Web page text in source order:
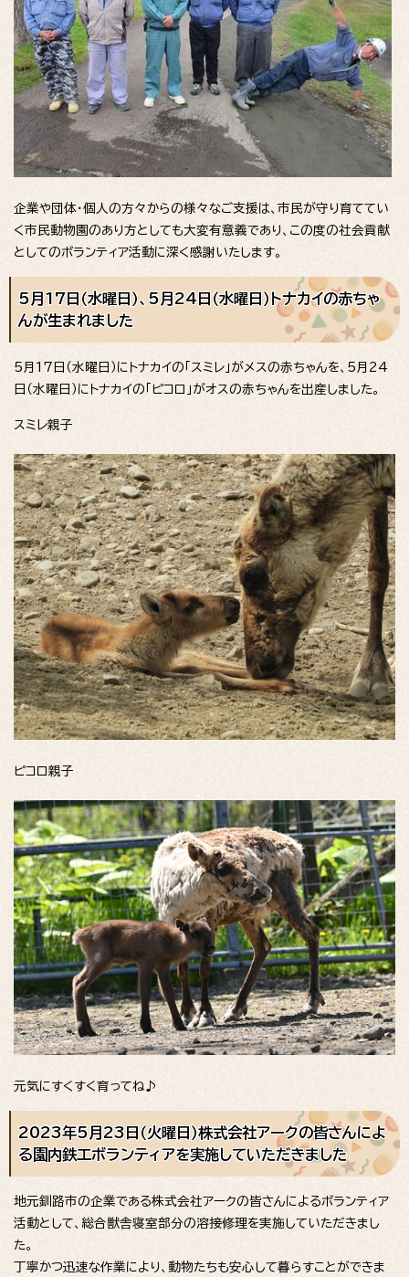
企業や団体・個人の方々からの様々なご支援は、市民が守り育ててい
く市民動物園のあり方としても大変有意義であり、この度の社会貢献
としてのボランティア活動に深く感謝いたします。
5月17日（水曜日）、5月24日（水曜日）トナカイの赤ちゃ
んが生まれました
5月17日（水曜日）にトナカイの「スミレ」がメスの赤ちゃんを、5月24
日（水曜日）にトナカイの「ピコロ」がオスの赤ちゃんを出産しました。
スミレ親子
ピコロ親子
元気にすくすく育ってね♪
2023年5月23日（火曜日）株式会社アークの皆さんによ
る園内鉄工ボランティアを実施していただきました
地元釧路市の企業である株式会社アークの皆さんによるボランティア
活動として、総合獣舎寝室部分の溶接修理を実施していただきまし
た。
丁寧かつ迅速な作業により、動物たちも安心して暮らすことができま